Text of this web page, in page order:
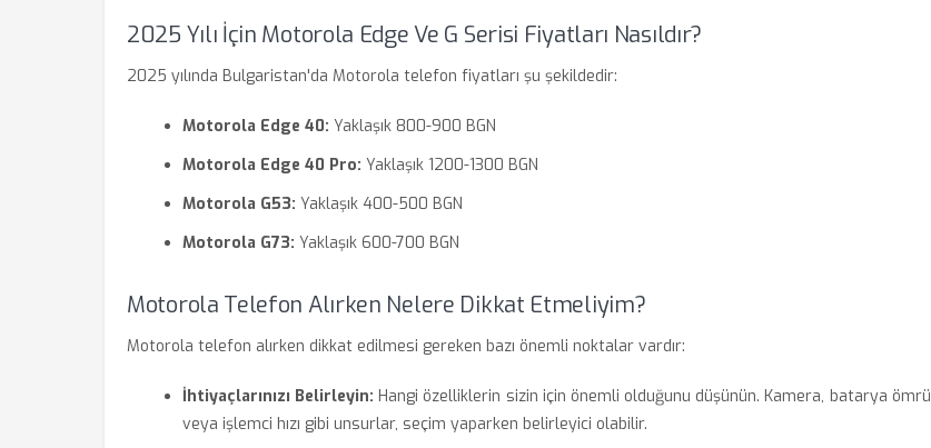
2025 Yılı İçin Motorola Edge Ve G Serisi Fiyatları Nasıldır?
2025 yılında Bulgaristan'da Motorola telefon fiyatları şu şekildedir:
Motorola Edge 40: Yaklaşık 800-900 BGN
Motorola Edge 40 Pro: Yaklaşık 1200-1300 BGN
Motorola G53: Yaklaşık 400-500 BGN
Motorola G73: Yaklaşık 600-700 BGN
Motorola Telefon Alırken Nelere Dikkat Etmeliyim?
Motorola telefon alırken dikkat edilmesi gereken bazı önemli noktalar vardır:
İhtiyaçlarınızı Belirleyin: Hangi özelliklerin sizin için önemli olduğunu düşünün. Kamera, batarya ömrü
veya işlemci hızı gibi unsurlar, seçim yaparken belirleyici olabilir.